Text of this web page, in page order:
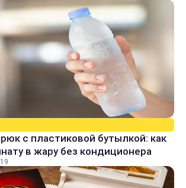
с пластиковой бутылкой: как
в жару без кондиционера